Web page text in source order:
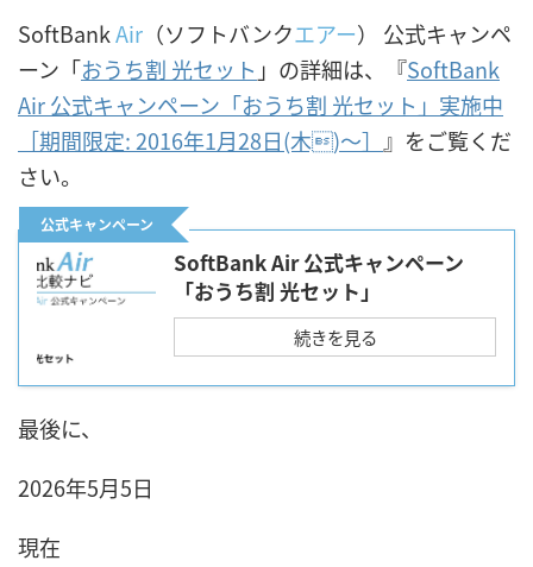
SoftBankAir （ソフトバンクエアー） 公式キャンペ
ーン「おうち割 光セット 」の詳細は、『SoftBank
Air 公式キャンペーン「おうち割 光セット」実施中
［期間限定: 2016年1月28日(木)〜］
』をご覧くだ
さい。
公式キャンペーン
SoftBank Air 公式キャンペーン
「おうち割 光セット」
続きを見る
最後に、
2026年5月5日
現在